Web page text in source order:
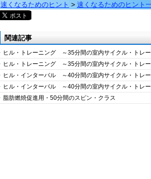
速くなるためのヒント > 速くなるためのヒント
関連記事
ヒル・トレーニング ～35分間の室内サイクル・トレ
ヒル・トレーニング ～35分間の室内サイクル・トレ
ヒル・インターバル ～40分間の室内サイクル・トレ
ヒル・インターバル ～40分間の室内サイクル・トレ
脂肪燃焼促進用・50分間のスピン・クラス